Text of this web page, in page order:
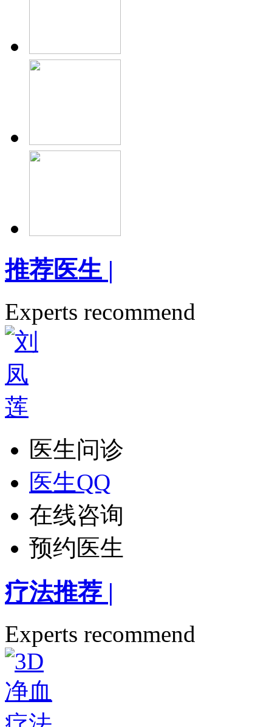
推荐医生 |
Experts recommend
医生问诊
医生QQ
在线咨询
预约医生
疗法推荐 |
Experts recommend